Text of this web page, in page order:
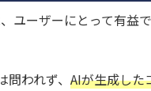
ユーザーにとって有益
われず、 AIが生成した